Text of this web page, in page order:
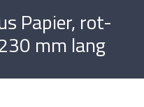
Papier, rot-
mm lang